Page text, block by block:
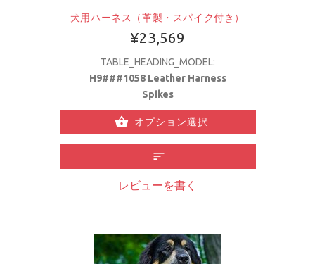
犬用ハーネス（革製・スパイク付き）
¥23,569
TABLE_HEADING_MODEL:
H9###1058 Leather Harness
Spikes
オプション選択
レビューを書く